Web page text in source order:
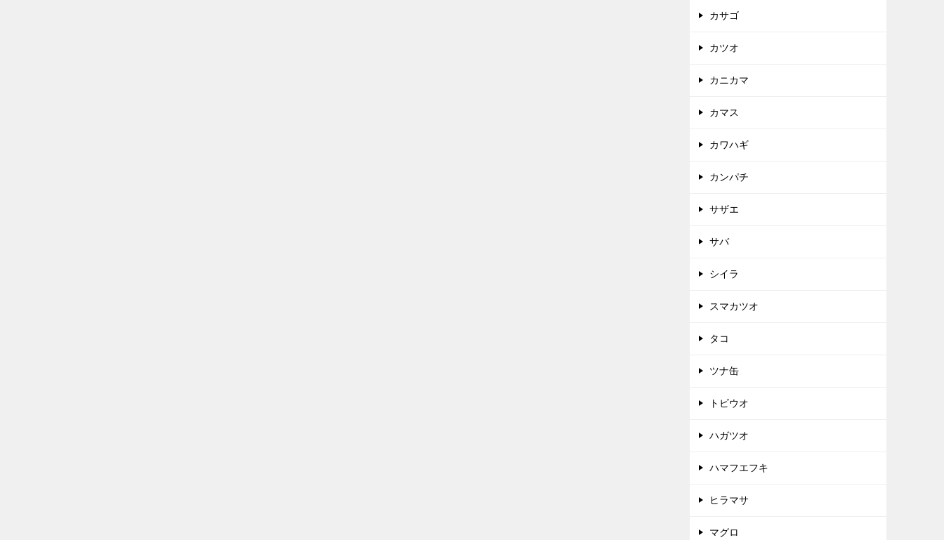
カサゴ
カツオ
カニカマ
カマス
カワハギ
カンパチ
サザエ
サバ
シイラ
スマカツオ
タコ
ツナ缶
トビウオ
ハガツオ
ハマフエフキ
ヒラマサ
マグロ